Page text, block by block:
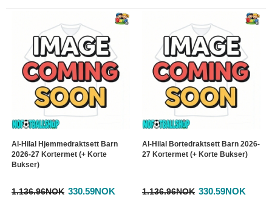
Al-Hilal Hjemmedraktsett Barn
2026-27 Kortermet (+ Korte
Bukser)
1.136.96NOK 330.59NOK
Al-Hilal Bortedraktsett Barn 2026-
27 Kortermet (+ Korte Bukser)
1.136.96NOK 330.59NOK